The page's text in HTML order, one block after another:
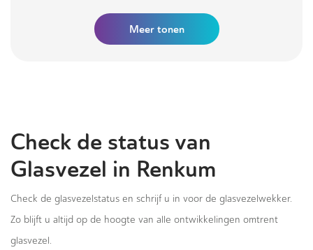
Meer tonen
Check de status van
Glasvezel in Renkum
Check de glasvezelstatus en schrijf u in voor de glasvezelwekker.
Zo blijft u altijd op de hoogte van alle ontwikkelingen omtrent
glasvezel.